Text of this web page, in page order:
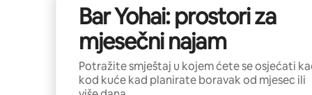
Bar Yohai: prostori za
mjesečni najam
Potražite smještaj u kojem ćete se osjećati
kod kuće kad planirate boravak od mjesec ili